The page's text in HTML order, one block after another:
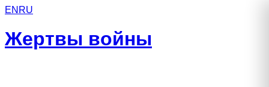
EN RU
Жертвы войны